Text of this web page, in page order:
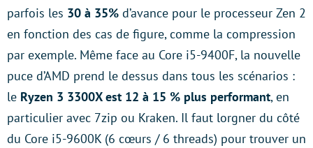
parfois les 30 à 35% d’avance pour le processeur Zen 2
en fonction des cas de figure, comme la compression
par exemple. Même face au Core i5-9400F, la nouvelle
puce d’AMD prend le dessus dans tous les scénarios :
le Ryzen 3 3300X est 12 à 15 % plus performant, en
particulier avec 7zip ou Kraken. Il faut lorgner du côté
du Core i5-9600K (6 cœurs / 6 threads) pour trouver un